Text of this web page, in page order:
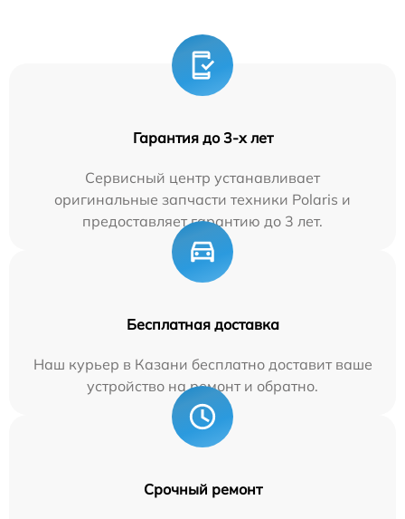
Гарантия до 3-х лет
Сервисный центр устанавливает
оригинальные запчасти техники Polaris и
предоставляет гарантию до 3 лет.
Бесплатная доставка
Наш курьер в Казани бесплатно доставит ваше
устройство на ремонт и обратно.
Срочный ремонт